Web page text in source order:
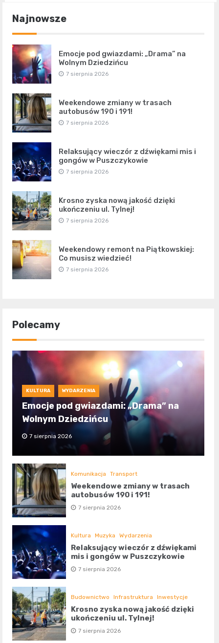
Najnowsze
Emocje pod gwiazdami: „Drama” na
Wolnym Dziedzińcu
7 sierpnia 2026
Weekendowe zmiany w trasach
autobusów 190 i 191!
7 sierpnia 2026
Relaksujący wieczór z dźwiękami mis i
gongów w Puszczykowie
7 sierpnia 2026
Krosno zyska nową jakość dzięki
ukończeniu ul. Tylnej!
7 sierpnia 2026
Weekendowy remont na Piątkowskiej:
Co musisz wiedzieć!
7 sierpnia 2026
Polecamy
KULTURA WYDARZENIA
Emocje pod gwiazdami: „Drama” na
Wolnym Dziedzińcu
7 sierpnia 2026
Komunikacja Transport
Weekendowe zmiany w trasach
autobusów 190 i 191!
7 sierpnia 2026
Kultura Muzyka Wydarzenia
Relaksujący wieczór z dźwiękami
mis i gongów w Puszczykowie
7 sierpnia 2026
Budownictwo Infrastruktura Inwestycje
Krosno zyska nową jakość dzięki
ukończeniu ul. Tylnej!
7 sierpnia 2026